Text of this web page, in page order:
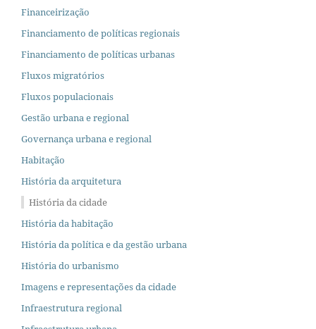
Financeirização
Financiamento de políticas regionais
Financiamento de políticas urbanas
Fluxos migratórios
Fluxos populacionais
Gestão urbana e regional
Governança urbana e regional
Habitação
História da arquitetura
História da cidade
História da habitação
História da política e da gestão urbana
História do urbanismo
Imagens e representações da cidade
Infraestrutura regional